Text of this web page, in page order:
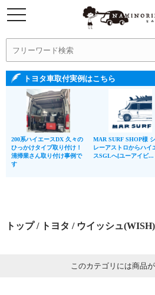
トヨタ車取付実例はこちら
200系ハイエースDX 久々の
ひっかけタイプ取り付け！
清掃業さん取り付け事例で
す
MAR SURF SHOP様
レーアストロからハイ
スSGLへ[ユーアイビ...
トップ/ トヨタ / ウイッシュ(WISH)
このカテゴリには商品